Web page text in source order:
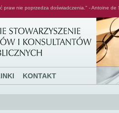
praw nie poprzedza doświadczenia." - Antoine de
KONTAKT